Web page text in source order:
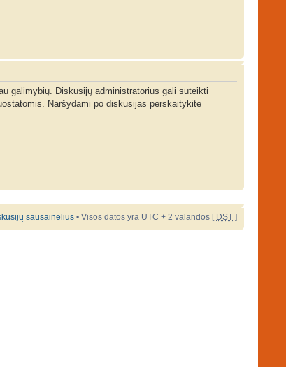
galimybių. Diskusijų administratorius gali suteikti
Naršydami po diskusijas perskaitykite
sausainėlius • Visos datos yra UTC + 2 valandos [ DST ]